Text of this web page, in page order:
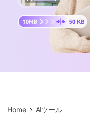
Home
AIツール